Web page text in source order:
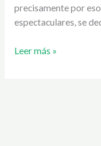
precisamente por
espectaculares, se
Leer más »